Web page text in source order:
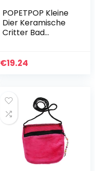
POPETPOP Kleine
Dier Keramische
Critter Bad
Huis Zomer Cool
€19.24